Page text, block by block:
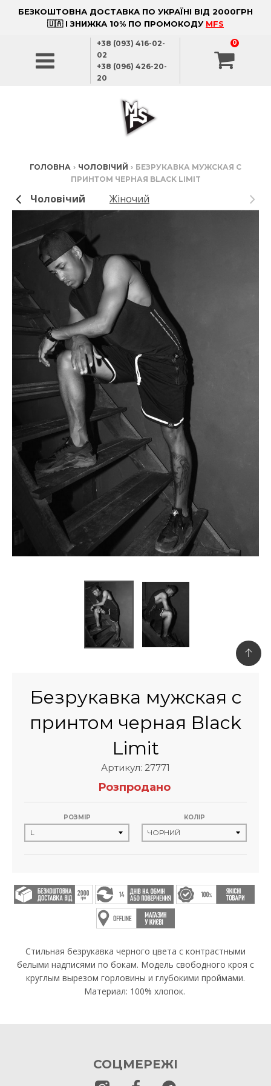
БЕЗКОШТОВНА ДОСТАВКА ПО УКРАЇНІ ВІД 2000ГРН
🇺🇦 І ЗНИЖКА 10% ПО ПРОМОКОДУ MFS
+38 (093) 416-02-
02
+38 (096) 426-20-
20
0
ГОЛОВНА › ЧОЛОВІЧИЙ › БЕЗРУКАВКА МУЖСКАЯ С
ПРИНТОМ ЧЕРНАЯ BLACK LIMIT
Чоловічий Жіночий
Безрукавка мужская с
принтом черная Black
Limit
Артикул: 27771
Розпродано
РОЗМІР КОЛІР
Стильная безрукавка черного цвета с контрастными
белыми надписями по бокам. Модель свободного кроя с
круглым вырезом горловины и глубокими проймами.
Материал: 100% хлопок.
СОЦМЕРЕЖІ